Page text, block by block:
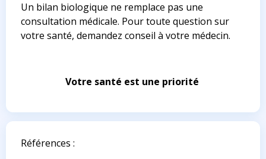
Un bilan biologique ne remplace pas une
consultation médicale. Pour toute question sur
votre santé, demandez conseil à votre médecin.
Votre santé est une priorité
Références :